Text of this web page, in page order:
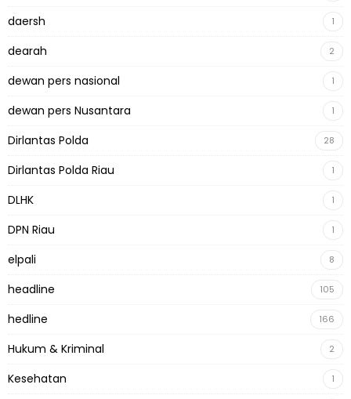
daersh 1
dearah 2
dewan pers nasional 1
dewan pers Nusantara 1
Dirlantas Polda 28
Dirlantas Polda Riau 1
DLHK 1
DPN Riau 1
elpali 8
headline 105
hedline 166
Hukum & Kriminal 2
Kesehatan 1